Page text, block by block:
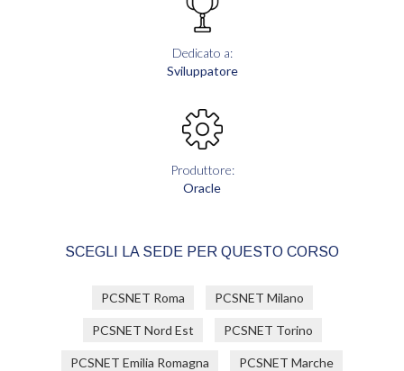
Dedicato a:
Sviluppatore
Produttore:
Oracle
SCEGLI LA SEDE PER QUESTO CORSO
PCSNET Roma PCSNET Milano
PCSNET Nord Est PCSNET Torino
PCSNET Emilia Romagna PCSNET Marche